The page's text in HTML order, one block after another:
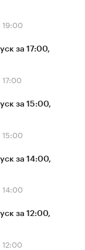
19:00
за 17:00,
17:00
за 15:00,
15:00
за 14:00,
14:00
за 12:00,
12:00